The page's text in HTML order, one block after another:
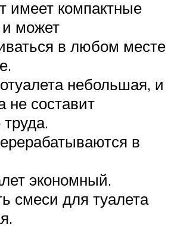
имеет компактные
и может
в любом месте
небольшая, и
не составит
в
экономный.
смеси для туалета